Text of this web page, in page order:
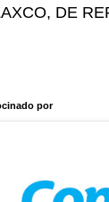
DE
por